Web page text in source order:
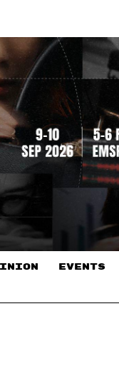
EVENTS